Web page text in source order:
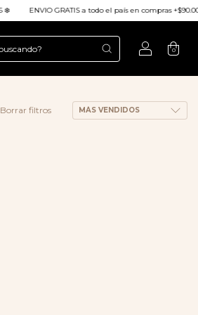
ENVIO GRATIS a todo el país en compras +$90.000
0
Borrar filtros